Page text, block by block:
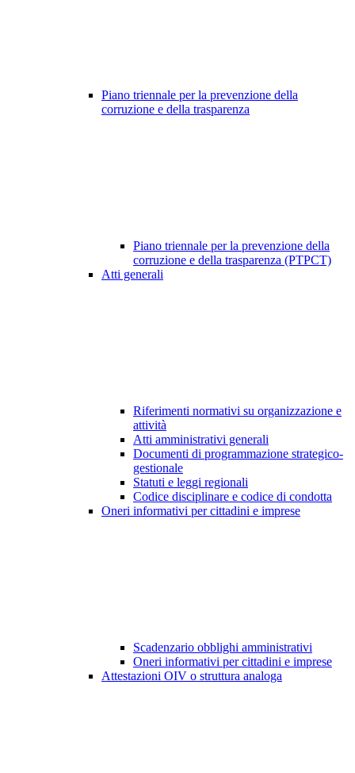
Piano triennale per la prevenzione della
corruzione e della trasparenza
Piano triennale per la prevenzione della
corruzione e della trasparenza (PTPCT)
Atti generali
Riferimenti normativi su organizzazione e
attività
Atti amministrativi generali
Documenti di programmazione strategico-
gestionale
Statuti e leggi regionali
Codice disciplinare e codice di condotta
Oneri informativi per cittadini e imprese
Scadenzario obblighi amministrativi
Oneri informativi per cittadini e imprese
Attestazioni OIV o struttura analoga